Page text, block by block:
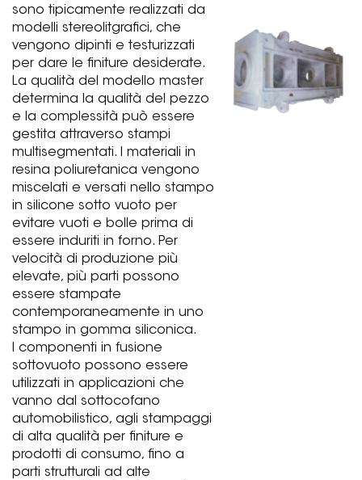
sono tipicamente realizzati da
modelli stereolitgrafici, che
vengono dipinti e testurizzati
per dare le finiture desiderate.
La qualità del modello master
determina la qualità del pezzo
e la complessità può essere
gestita attraverso stampi
multisegmentati. I materiali in
resina poliuretanica vengono
miscelati e versati nello stampo
in silicone sotto vuoto per
evitare vuoti e bolle prima di
essere induriti in forno. Per
velocità di produzione più
elevate, più parti possono
essere stampate
contemporaneamente in uno
stampo in gomma siliconica.
I componenti in fusione
sottovuoto possono essere
utilizzati in applicazioni che
vanno dal sottocofano
automobilistico, agli stampaggi
di alta qualità per finiture e
prodotti di consumo, fino a
parti strutturali ad alte